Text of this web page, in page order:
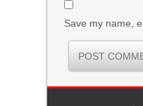
Save my name,